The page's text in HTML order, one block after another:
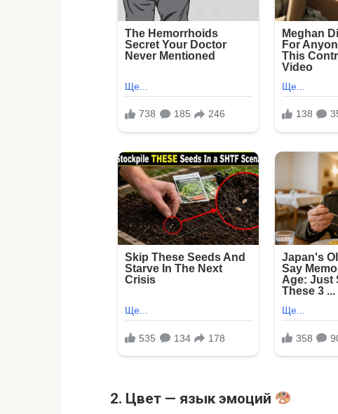
2. Цвет — язык эмоций